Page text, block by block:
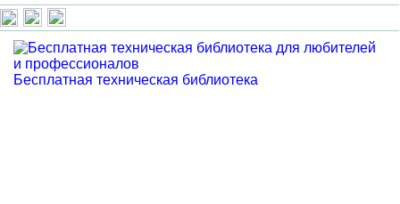
Бесплатная техническая библиотека